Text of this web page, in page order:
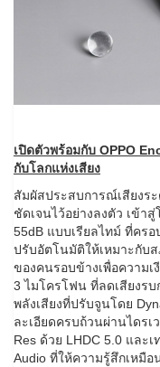
เปิดตัวพร้อมกับ OPPO
กับโลกแห่งเสียง
สัมผัสประสบการณ์เสียงร
ชัดเจนไว้อย่างลงตัว เข้า
55dB แบบเรียลไทม์ ที่คร
ปรับอัตโนมัติให้เหมาะกับ
ของคนรอบข้างเพื่อความ
3 ไมโครโฟน ที่ลดเสียงร
พลังเสียงที่ปรับจูนโดย
ละเอียดครบถ้วนผ่านไดรเ
Res ด้วย LHDC 5.0 และ
Audio ที่ให้ความรู้สึกเหมือ